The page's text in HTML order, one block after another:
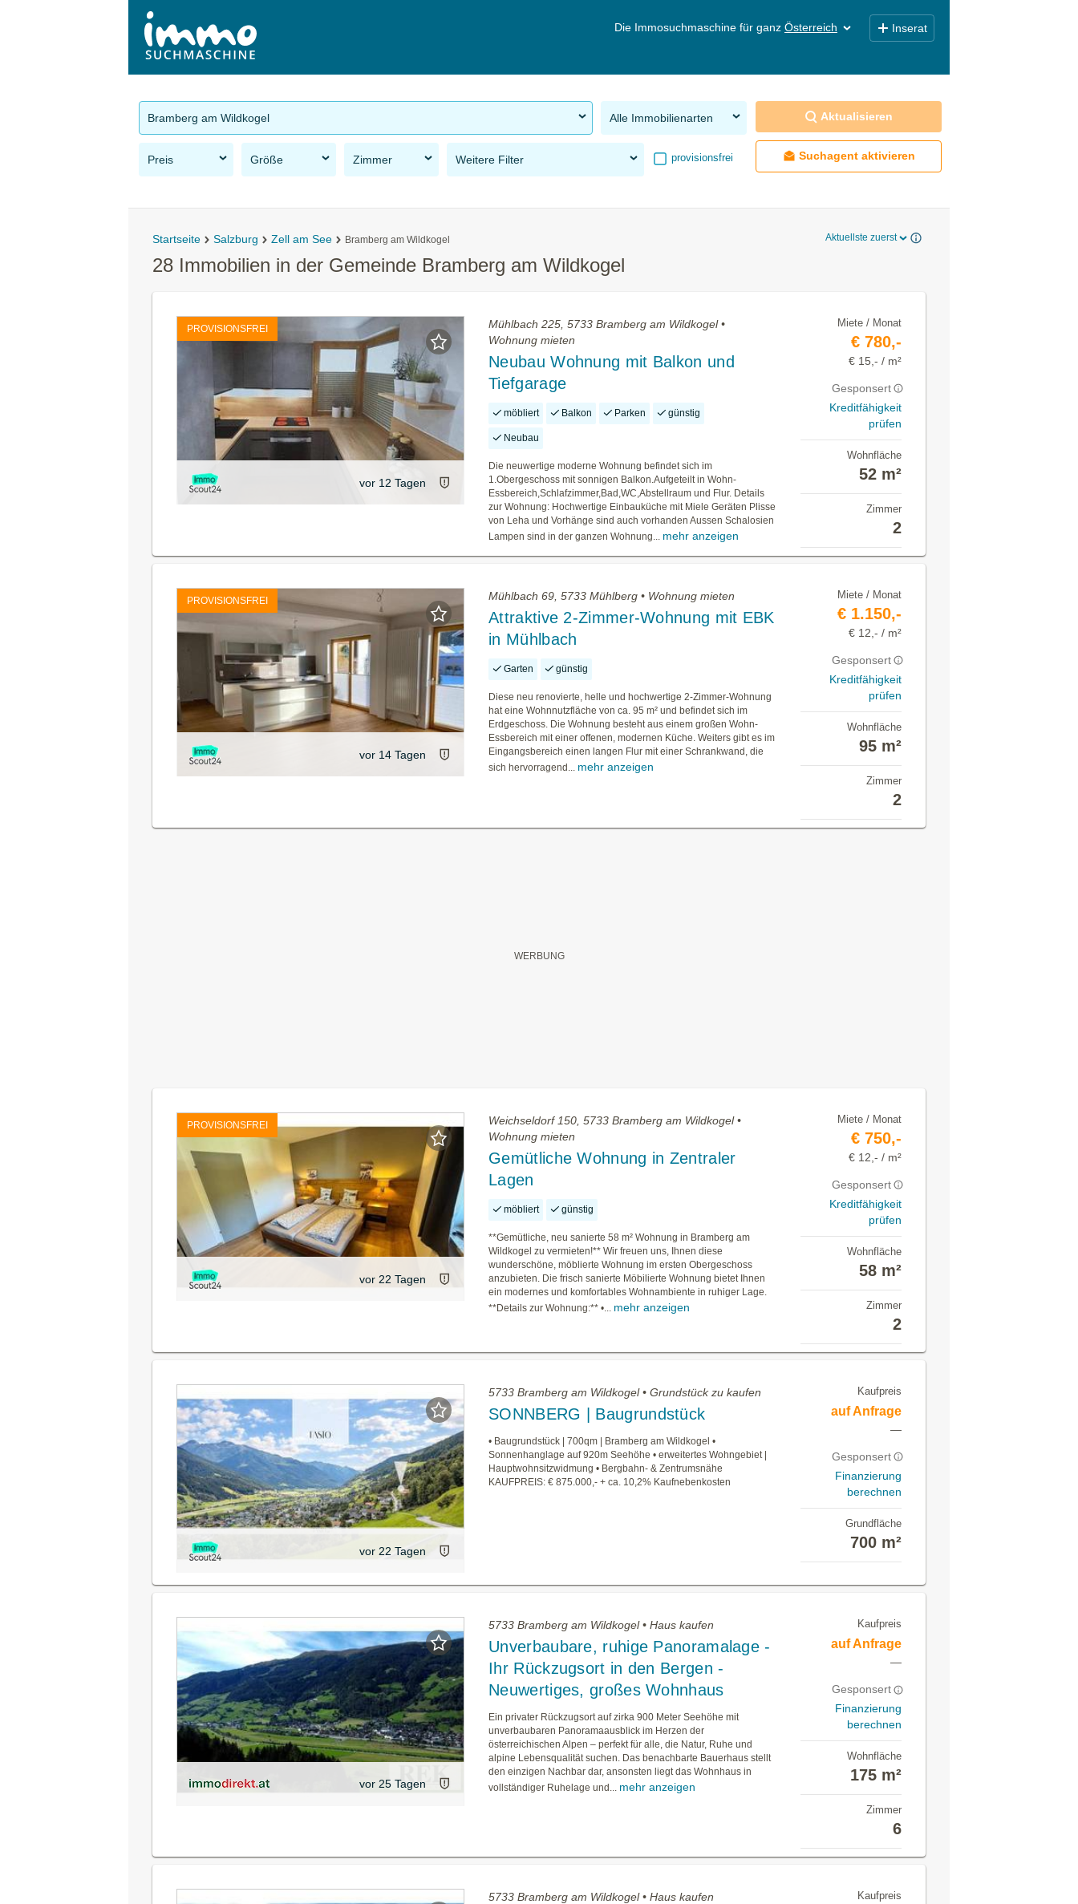
Die Immosuchmaschine für ganz Österreich Inserat
Bramberg am Wildkogel Alle Immobilienarten
Preis Größe Zimmer Weitere Filter provisionsfrei
Aktualisieren
Suchagent aktivieren
Startseite Salzburg Zell am See Bramberg am Wildkogel Aktuellste zuerst
28 Immobilien in der Gemeinde Bramberg am Wildkogel
PROVISIONSFREI
vor 12 Tagen
Mühlbach 225, 5733 Bramberg am Wildkogel •
Wohnung mieten
Neubau Wohnung mit Balkon und
Tiefgarage
möbliert Balkon Parken günstig
Neubau
Die neuwertige moderne Wohnung befindet sich im
1.Obergeschoss mit sonnigen Balkon.Aufgeteilt in Wohn-
Essbereich,Schlafzimmer,Bad,WC,Abstellraum und Flur. Details
zur Wohnung: Hochwertige Einbauküche mit Miele Geräten Plisse
von Leha und Vorhänge sind auch vorhanden Aussen Schalosien
Lampen sind in der ganzen Wohnung... mehr anzeigen
Miete / Monat
€ 780,-
€ 15,- / m²
Gesponsert
Kreditfähigkeit
prüfen
Wohnfläche
52 m²
Zimmer
2
PROVISIONSFREI
vor 14 Tagen
Mühlbach 69, 5733 Mühlberg • Wohnung mieten
Attraktive 2-Zimmer-Wohnung mit EBK
in Mühlbach
Garten günstig
Diese neu renovierte, helle und hochwertige 2-Zimmer-Wohnung
hat eine Wohnnutzfläche von ca. 95 m² und befindet sich im
Erdgeschoss. Die Wohnung besteht aus einem großen Wohn-
Essbereich mit einer offenen, modernen Küche. Weiters gibt es im
Eingangsbereich einen langen Flur mit einer Schrankwand, die
sich hervorragend... mehr anzeigen
Miete / Monat
€ 1.150,-
€ 12,- / m²
Gesponsert
Kreditfähigkeit
prüfen
Wohnfläche
95 m²
Zimmer
2
PROVISIONSFREI
vor 22 Tagen
Weichseldorf 150, 5733 Bramberg am Wildkogel •
Wohnung mieten
Gemütliche Wohnung in Zentraler
Lagen
möbliert günstig
**Gemütliche, neu sanierte 58 m² Wohnung in Bramberg am
Wildkogel zu vermieten!** Wir freuen uns, Ihnen diese
wunderschöne, möblierte Wohnung im ersten Obergeschoss
anzubieten. Die frisch sanierte Möbilierte Wohnung bietet Ihnen
ein modernes und komfortables Wohnambiente in ruhiger Lage.
**Details zur Wohnung:** •... mehr anzeigen
Miete / Monat
€ 750,-
€ 12,- / m²
Gesponsert
Kreditfähigkeit
prüfen
Wohnfläche
58 m²
Zimmer
2
vor 22 Tagen
5733 Bramberg am Wildkogel • Grundstück zu kaufen
SONNBERG | Baugrundstück
• Baugrundstück | 700qm | Bramberg am Wildkogel •
Sonnenhanglage auf 920m Seehöhe • erweitertes Wohngebiet |
Hauptwohnsitzwidmung • Bergbahn- & Zentrumsnähe
KAUFPREIS: € 875.000,- + ca. 10,2% Kaufnebenkosten
Kaufpreis
auf Anfrage
—
Gesponsert
Finanzierung
berechnen
Grundfläche
700 m²
vor 25 Tagen
5733 Bramberg am Wildkogel • Haus kaufen
Unverbaubare, ruhige Panoramalage -
Ihr Rückzugsort in den Bergen -
Neuwertiges, großes Wohnhaus
Ein privater Rückzugsort auf zirka 900 Meter Seehöhe mit
unverbaubaren Panoramaausblick im Herzen der
österreichischen Alpen – perfekt für alle, die Natur, Ruhe und
alpine Lebensqualität suchen. Das benachbarte Bauerhaus stellt
den einzigen Nachbar dar, ansonsten liegt das Wohnhaus in
vollständiger Ruhelage und... mehr anzeigen
Kaufpreis
auf Anfrage
—
Gesponsert
Finanzierung
berechnen
Wohnfläche
175 m²
Zimmer
6
5733 Bramberg am Wildkogel • Haus kaufen Kaufpreis